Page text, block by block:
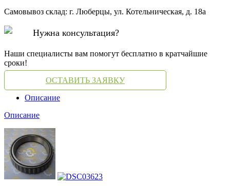
Самовывоз склад: г. Люберцы, ул. Котельническая, д. 18а
Нужна консультация?
Наши специалисты вам помогут бесплатно в кратчайшие
сроки!
ОСТАВИТЬ ЗАЯВКУ
Описание
Описание